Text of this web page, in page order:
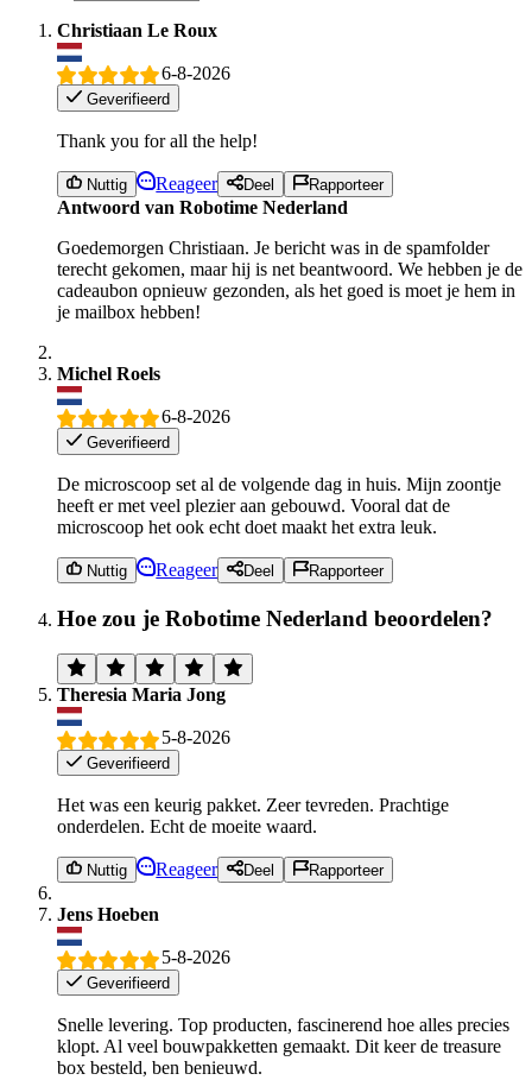
Christiaan Le Roux
6-8-2026
Geverifieerd
Thank you for all the help!
Nuttig Reageer Deel Rapporteer
Antwoord van Robotime Nederland
Goedemorgen Christiaan. Je bericht was in de spamfolder
terecht gekomen, maar hij is net beantwoord. We hebben je de
cadeaubon opnieuw gezonden, als het goed is moet je hem in
je mailbox hebben!
Michel Roels
6-8-2026
Geverifieerd
De microscoop set al de volgende dag in huis. Mijn zoontje
heeft er met veel plezier aan gebouwd. Vooral dat de
microscoop het ook echt doet maakt het extra leuk.
Nuttig Reageer Deel Rapporteer
Hoe zou je Robotime Nederland beoordelen?
Theresia Maria Jong
5-8-2026
Geverifieerd
Het was een keurig pakket. Zeer tevreden. Prachtige
onderdelen. Echt de moeite waard.
Nuttig Reageer Deel Rapporteer
Jens Hoeben
5-8-2026
Geverifieerd
Snelle levering. Top producten, fascinerend hoe alles precies
klopt. Al veel bouwpakketten gemaakt. Dit keer de treasure
box besteld, ben benieuwd.